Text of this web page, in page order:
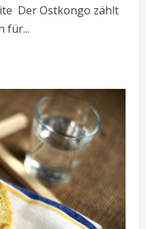
Der Ostkongo zählt
für...